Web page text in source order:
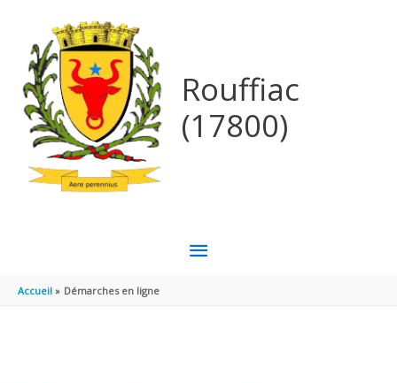
Rouffiac
(17800)
MENU
Accueil Démarches en ligne